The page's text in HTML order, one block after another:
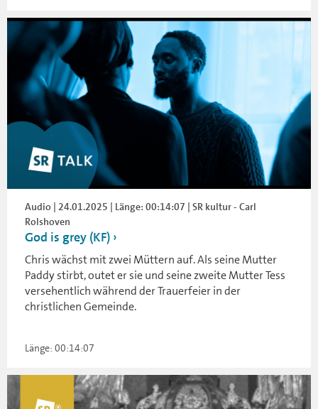
Audio | 24.01.2025 | Länge: 00:14:07 | SR kultur - Carl
Rolshoven
God is grey (KF)
Chris wächst mit zwei Müttern auf. Als seine Mutter
Paddy stirbt, outet er sie und seine zweite Mutter Tess
versehentlich während der Trauerfeier in der
christlichen Gemeinde.
Länge: 00:14:07